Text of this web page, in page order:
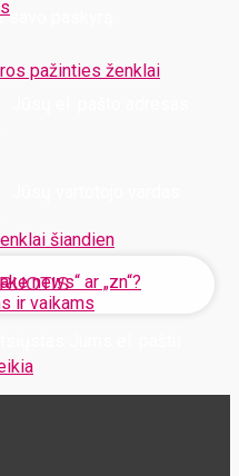
pažinties ženklai
šiandien
news“ ar „zn“?
ir vaikams
paskyrą
Jums el. paštu